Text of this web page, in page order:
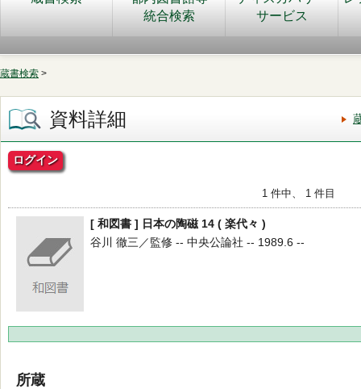
統合検索
サービス
蔵書検索 >
資料詳細
ログイン
1 件中、 1 件目
[ 和図書 ] 日本の陶磁 14 ( 楽代々 )
谷川 徹三／監修 -- 中央公論社 -- 1989.6 --
所蔵